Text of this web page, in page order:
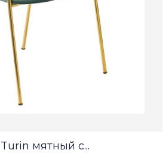
мятный с...